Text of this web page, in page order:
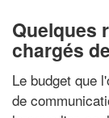
Quelques
chargés
Le budget que
de